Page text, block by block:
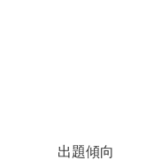
出題傾向